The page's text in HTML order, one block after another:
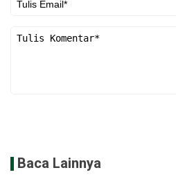
Baca Lainnya